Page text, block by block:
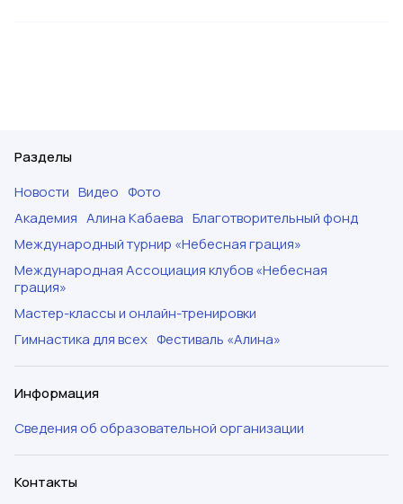
Разделы
Новости Видео Фото
Академия Алина Кабаева Благотворительный фонд
Международный турнир «Небесная грация»
Международная Ассоциация клубов «Небесная
грация»
Мастер-классы и онлайн-тренировки
Гимнастика для всех Фестиваль «Алина»
Информация
Сведения об образовательной организации
Контакты